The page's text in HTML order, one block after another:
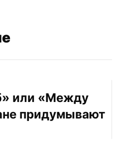
или «Между
придумывают